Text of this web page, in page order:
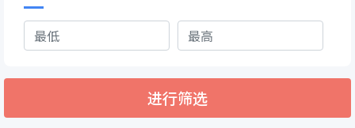
进行筛选